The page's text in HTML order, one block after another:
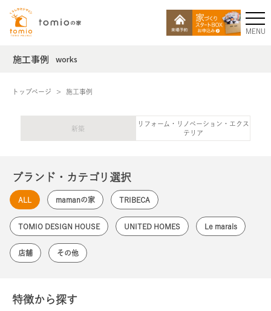
MENU
施工事例 works
トップページ 施工事例
新築
リフォーム・リノベーション・エクス
テリア
ブランド・カテゴリ選択
ALL mamanの家 TRIBECA
TOMIO DESIGN HOUSE UNITED HOMES Le marais
店舗 その他
特徴から探す